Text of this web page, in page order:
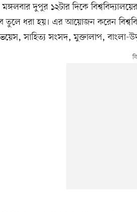
দুপুর ১২টার দিকে
তুলে ধরা হয়। এর আয়োজন করেন
ভয়েস, সাহিত্য সংসদ, মুক্তালাপ, বাংলা-